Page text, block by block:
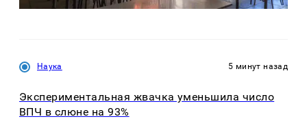
Наука 5 минут назад
Экспериментальная жвачка уменьшила число
ВПЧ в слюне на 93%